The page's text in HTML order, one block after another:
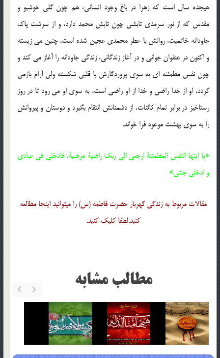
هیجده سال است که زهرا در باغ وجود انسانی، هم چون گلی خوشبو و
مقدس که از نور سرمدی تابشی چون تابش محمد دارد، و از سرشت پاک
جاودانه خاتمیت، روانش با عطر محمدی عجین شده است، چنین می زیسته
و اکنون در عنفوان جوانی و در آغاز زندگانی، زندگی جاودانه را آغاز می کند و
چون نفس مطمئنه ای به سوی پروردگارش با قلبی شکسته ولی آرام بازمی
گردد، او از خدا راضی و خدا از او راضی است، به سوی او می رود تا در روز
رستاخیز در برابر تمام کائنات، از دشمنانش انتقام بگیرد و دوستان و پیروانش
را به سوی بهشت موعود فرا خواند.
«یا ایتها النفس المطمئنة ارجعی الی ربک راضیة مرضیة، فادخلی فی عبادی
و ادخلی جنتی»
مقالات مربوط به زندگی گهربار حضرت فاطمه (س) را میتوانید اینجا مطالعه
کنید.لطفا کلیک کنید.
مطالب مشابه